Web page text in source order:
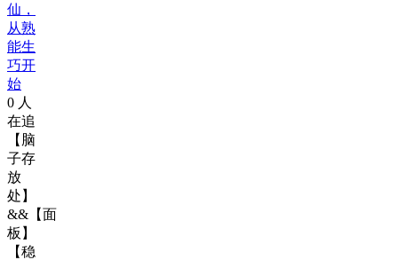
仙，
从熟
能生
巧开
始
0 人
在追
【脑
子存
放
处】
&&【面
板】
【稳